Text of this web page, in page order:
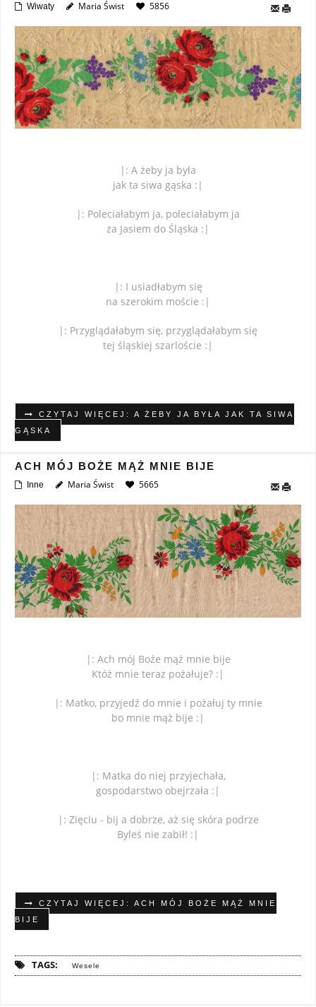
Wiwaty Maria Świst 5856
|: A żeby ja była
jak ta siwa gąska :|
|: Poleciałabym ja, poleciałabym ja
za Jasiem do Śląska :|
|: I usiadłabym się
na szerokim moście :|
|: Przyglądałabym się, przyglądałabym się
tej śląskiej szarloście :|
CZYTAJ WIĘCEJ: A ŻEBY JA BYŁA JAK TA SIWA
GĄSKA
ACH MÓJ BOŻE MĄŻ MNIE BIJE
Inne Maria Świst 5665
|: Ach mój Boże mąż mnie bije
Któż mnie teraz pożałuje? :|
|: Matko, przyjedź do mnie i pożałuj ty mnie
bo mnie mąż bije :|
|: Matka do niej przyjechała,
gospodarstwo obejrzała :|
|: Zięciu - bij a dobrze, aż się skóra podrze
Byleś nie zabił! :|
CZYTAJ WIĘCEJ: ACH MÓJ BOŻE MĄŻ MNIE
BIJE
TAGS: Wesele